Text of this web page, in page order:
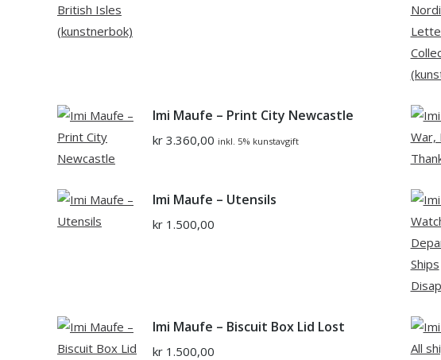
Imi Maufe – Print City Newcastle
kr 3.360,00 inkl. 5% kunstavgift
Imi Maufe – Utensils
kr 1.500,00
Imi Maufe – Biscuit Box Lid Lost
kr 1.500,00